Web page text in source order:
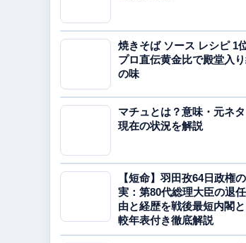
焼きそば ソース レシピ 1
プロ直伝黄金比で殿堂入
の味
マチュとは？意味・元ネタ
現在の状況を解説
【短命】羽田孜64日政権
実：第80代総理大臣の退
由と経歴を戦後最短内閣
較年表付き徹底解説